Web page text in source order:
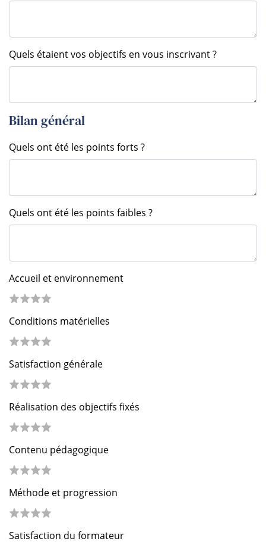
Quels étaient vos objectifs en vous inscrivant ?
Bilan général
Quels ont été les points forts ?
Quels ont été les points faibles ?
Accueil et environnement
Conditions matérielles
Satisfaction générale
Réalisation des objectifs fixés
Contenu pédagogique
Méthode et progression
Satisfaction du formateur